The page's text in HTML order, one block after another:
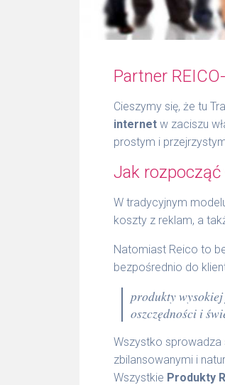
Partner
Cieszymy się, że tu
internet w zaciszu
prostym i
Jak rozpocząć
W tradycyjnym
koszty z reklam, a
Natomiast Reico to
bezpośrednio do
produkty
oszczędności i
Wszystko sprowadza
zbilansowanymi i
Wszystkie Produkty